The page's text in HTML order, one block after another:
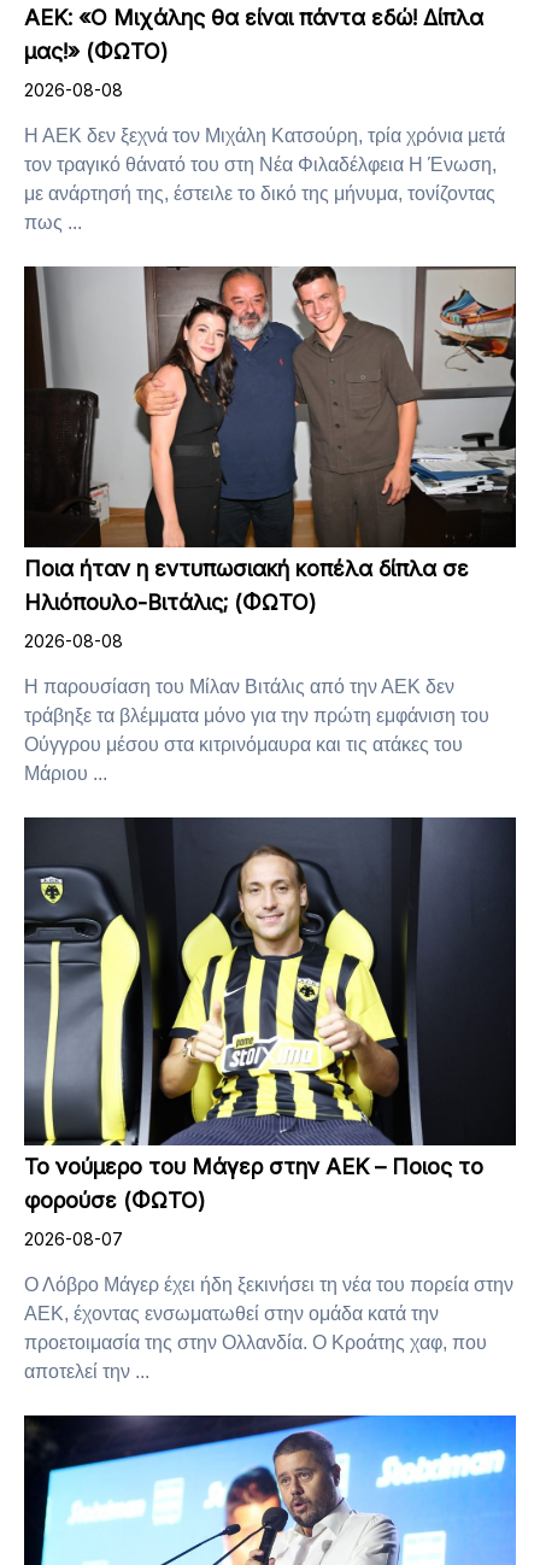
ΑΕΚ: «Ο Μιχάλης θα είναι πάντα εδώ! Δίπλα
μας!» (ΦΩΤΟ)
2026-08-08
Η ΑΕΚ δεν ξεχνά τον Μιχάλη Κατσούρη, τρία χρόνια μετά
τον τραγικό θάνατό του στη Νέα Φιλαδέλφεια Η Ένωση,
με ανάρτησή της, έστειλε το δικό της μήνυμα, τονίζοντας
πως ...
Ποια ήταν η εντυπωσιακή κοπέλα δίπλα σε
Ηλιόπουλο-Βιτάλις; (ΦΩΤΟ)
2026-08-08
Η παρουσίαση του Μίλαν Βιτάλις από την ΑΕΚ δεν
τράβηξε τα βλέμματα μόνο για την πρώτη εμφάνιση του
Ούγγρου μέσου στα κιτρινόμαυρα και τις ατάκες του
Μάριου ...
Το νούμερο του Μάγερ στην ΑΕΚ – Ποιος το
φορούσε (ΦΩΤΟ)
2026-08-07
Ο Λόβρο Μάγερ έχει ήδη ξεκινήσει τη νέα του πορεία στην
ΑΕΚ, έχοντας ενσωματωθεί στην ομάδα κατά την
προετοιμασία της στην Ολλανδία. Ο Κροάτης χαφ, που
αποτελεί την ...